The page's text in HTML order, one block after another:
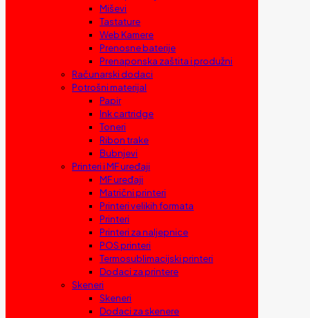
Miševi
Tastature
Web Kamere
Prenosne baterije
Prenaponska zaštita i produžni
Računarski dodaci
Potrošni materijal
Papir
Ink cartridge
Toneri
Ribon trake
Bubnjevi
Printeri i MF uređaji
MF uređaji
Matrični printeri
Printeri velikih formata
Printeri
Printeri za naljepnice
POS printeri
Termosublimacijski printeri
Dodaci za printere
Skeneri
Skeneri
Dodaci za skenere